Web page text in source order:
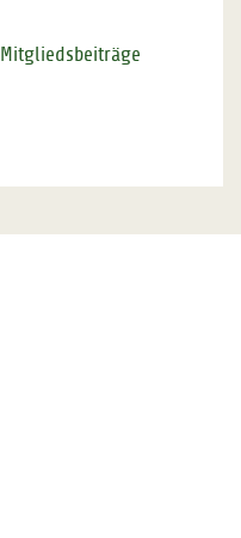
Mitgliedsbeiträge